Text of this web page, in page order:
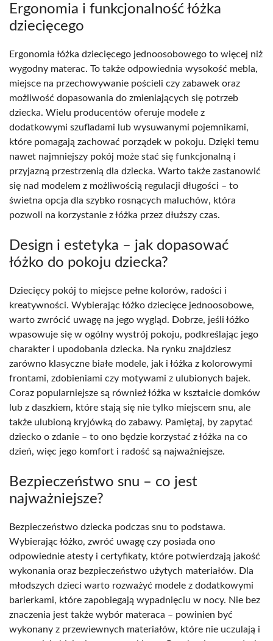
Ergonomia i funkcjonalność łóżka
dziecięcego
Ergonomia łóżka dziecięcego jednoosobowego to więcej niż
wygodny materac. To także odpowiednia wysokość mebla,
miejsce na przechowywanie pościeli czy zabawek oraz
możliwość dopasowania do zmieniających się potrzeb
dziecka. Wielu producentów oferuje modele z
dodatkowymi szufladami lub wysuwanymi pojemnikami,
które pomagają zachować porządek w pokoju. Dzięki temu
nawet najmniejszy pokój może stać się funkcjonalną i
przyjazną przestrzenią dla dziecka. Warto także zastanowić
się nad modelem z możliwością regulacji długości – to
świetna opcja dla szybko rosnących maluchów, która
pozwoli na korzystanie z łóżka przez dłuższy czas.
Design i estetyka – jak dopasować
łóżko do pokoju dziecka?
Dziecięcy pokój to miejsce pełne kolorów, radości i
kreatywności. Wybierając łóżko dziecięce jednoosobowe,
warto zwrócić uwagę na jego wygląd. Dobrze, jeśli łóżko
wpasowuje się w ogólny wystrój pokoju, podkreślając jego
charakter i upodobania dziecka. Na rynku znajdziesz
zarówno klasyczne białe modele, jak i łóżka z kolorowymi
frontami, zdobieniami czy motywami z ulubionych bajek.
Coraz popularniejsze są również łóżka w kształcie domków
lub z daszkiem, które stają się nie tylko miejscem snu, ale
także ulubioną kryjówką do zabawy. Pamiętaj, by zapytać
dziecko o zdanie – to ono będzie korzystać z łóżka na co
dzień, więc jego komfort i radość są najważniejsze.
Bezpieczeństwo snu – co jest
najważniejsze?
Bezpieczeństwo dziecka podczas snu to podstawa.
Wybierając łóżko, zwróć uwagę czy posiada ono
odpowiednie atesty i certyfikaty, które potwierdzają jakość
wykonania oraz bezpieczeństwo użytych materiałów. Dla
młodszych dzieci warto rozważyć modele z dodatkowymi
barierkami, które zapobiegają wypadnięciu w nocy. Nie bez
znaczenia jest także wybór materaca – powinien być
wykonany z przewiewnych materiałów, które nie uczulają i